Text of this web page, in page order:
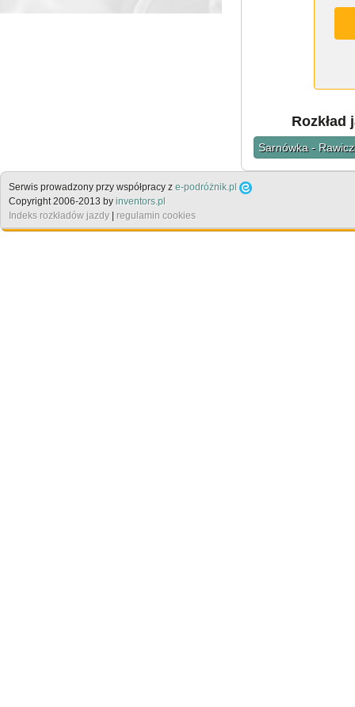
Sarnówka - Rawicz
Serwis prowadzony przy współpracy z e-podróżnik.pl
Copyright 2006-2013 by inventors.pl
Indeks rozkładów jazdy | regulamin cookies